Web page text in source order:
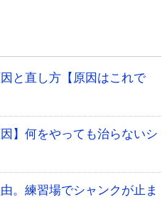
と直し方【原因はこれで
】何をやっても治らないシ
。練習場でシャンクが止ま